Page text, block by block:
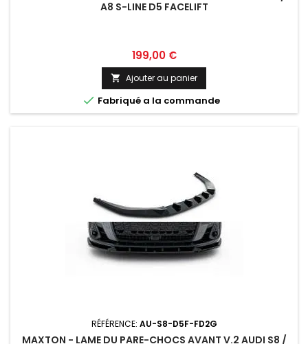
A8 S-LINE D5 FACELIFT
Prix
199,00 €
 Ajouter au panier
 Fabriqué a la commande
RÉFÉRENCE: AU-S8-D5F-FD2G
MAXTON - LAME DU PARE-CHOCS AVANT V.2 AUDI S8 /